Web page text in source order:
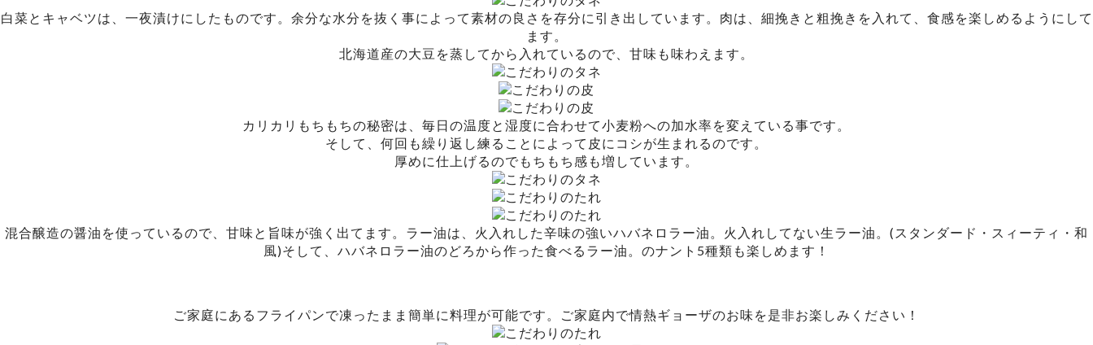
白菜とキャベツは、一夜漬けにしたものです。余分な水分を抜く事によって素材の良さを存分に引き出しています。肉は、細挽きと粗挽きを入れて、食感を楽しめるようにして
ます。
北海道産の大豆を蒸してから入れているので、甘味も味わえます。
カリカリもちもちの秘密は、毎日の温度と湿度に合わせて小麦粉への加水率を変えている事です。
そして、何回も繰り返し練ることによって皮にコシが生まれるのです。
厚めに仕上げるのでもちもち感も増しています。
混合醸造の醤油を使っているので、甘味と旨味が強く出てます。ラー油は、火入れした辛味の強いハバネロラー油。火入れしてない生ラー油。(スタンダード・スィーティ・和
風)そして、ハバネロラー油のどろから作った食べるラー油。のナント5種類も楽しめます！
ご家庭にあるフライパンで凍ったまま簡単に料理が可能です。ご家庭内で情熱ギョーザのお味を是非お楽しみください！